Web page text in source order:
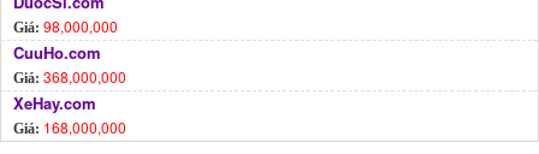
Giá: 98,000,000
CuuHo.com
Giá: 368,000,000
XeHay.com
Giá: 168,000,000